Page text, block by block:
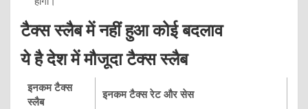
टैक्स स्लैब में नहीं हुआ कोई बदलाव
ये है देश में मौजूदा टैक्स स्लैब
इनकम टैक्स
स्लैब
इनकम टैक्स रेट और सेस